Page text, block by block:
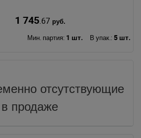
1 745.67 руб.
Мин. партия: 1 шт. В упак.: 5 шт.
отсутствующие
в продаже